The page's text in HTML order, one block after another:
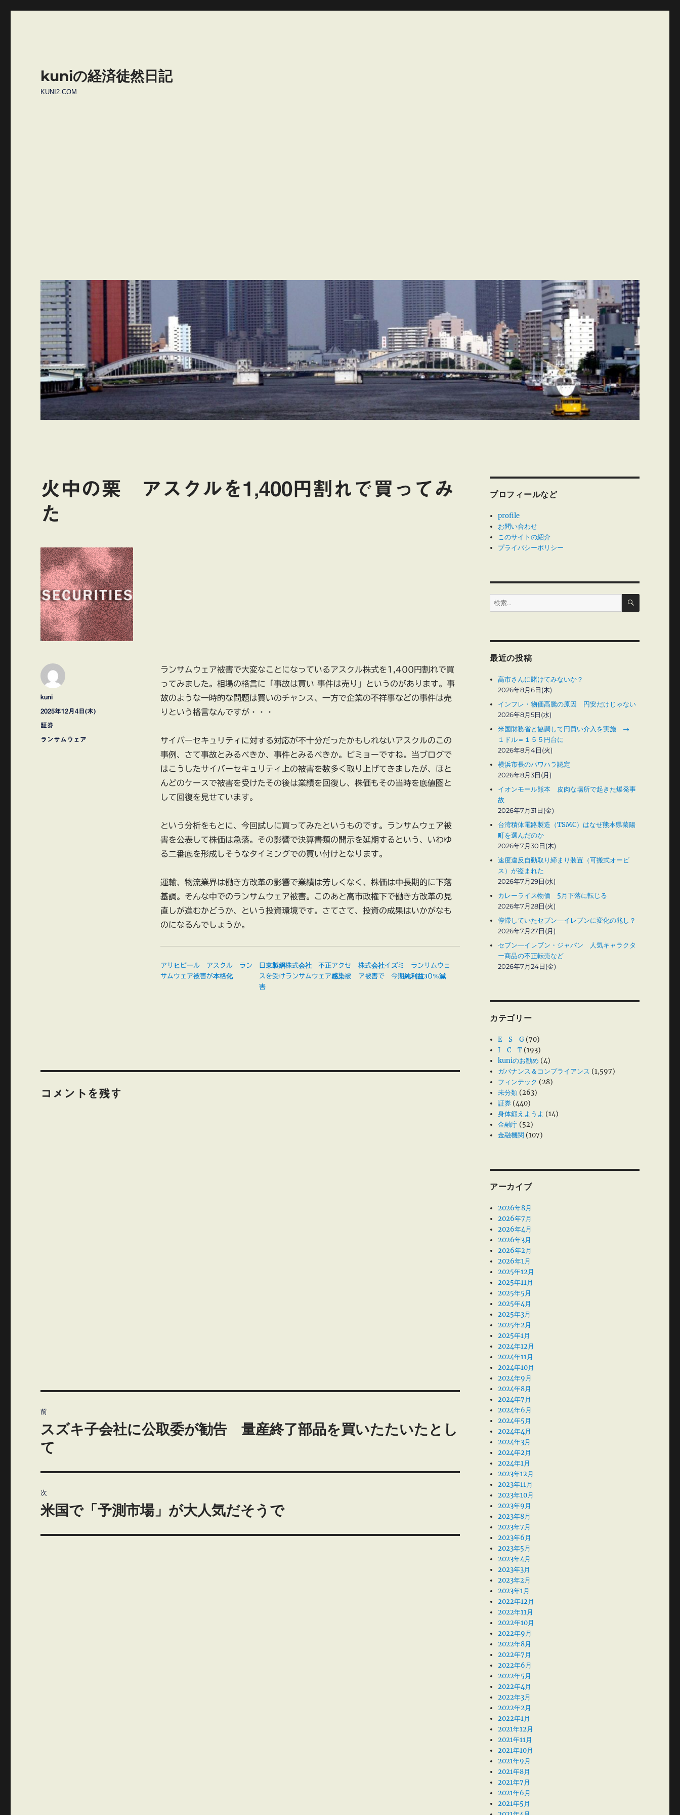
kuniの経済徒然日記
KUNI2.COM
火中の栗 アスクルを1,400円割れで買ってみ
た
ランサムウェア被害で大変なことになっているアスクル株式を1,400円割れで買
ってみました。相場の格言に「事故は買い 事件は売り」というのがあります。事
故のような一時的な問題は買いのチャンス、一方で企業の不祥事などの事件は売
りという格言なんですが・・・
サイバーセキュリティに対する対応が不十分だったかもしれないアスクルのこの
事例、さて事故とみるべきか、事件とみるべきか。ビミョーですね。当ブログで
はこうしたサイバーセキュリティ上の被害を数多く取り上げてきましたが、ほと
んどのケースで被害を受けたその後は業績を回復し、株価もその当時を底値圏と
して回復を見せています。
という分析をもとに、今回試しに買ってみたというものです。ランサムウェア被
害を公表して株価は急落。その影響で決算書類の開示を延期するという、いわゆ
る二番底を形成しそうなタイミングでの買い付けとなります。
運輸、物流業界は働き方改革の影響で業績は芳しくなく、株価は中長期的に下落
基調。そんな中でのランサムウェア被害。このあと高市政権下で働き方改革の見
直しが進むかどうか、という投資環境です。さてさて、投資の成果はいかがなも
のになるんでしょうか。
アサヒビール アスクル ラン
サムウェア被害が本格化
日東製網株式会社 不正アクセ
スを受けランサムウェア感染被
害
株式会社イズミ ランサムウェ
ア被害で 今期純利益30%減
投
稿
kuni
投
稿
2025年12月4日(木)
カ
テ
証券
タ
ランサムウェア
コメントを残す
稿
ナ
ゲ
ー
前
前
の
投
稿:
スズキ子会社に公取委が勧告 量産終了部品を買いたたいたとし
て
次
次
投
米国で「予測市場」が大人気だそうで
プロフィールなど
profile
お問い合わせ
このサイトの紹介
プライバシーポリシー
検
索:
検
最近の投稿
高市さんに賭けてみないか？
2026年8月6日(木)
インフレ・物価高騰の原因 円安だけじゃない
2026年8月5日(水)
米国財務省と協調して円買い介入を実施 →
１ドル＝１５５円台に
2026年8月4日(火)
横浜市長のパワハラ認定
2026年8月3日(月)
イオンモール熊本 皮肉な場所で起きた爆発事
故
2026年7月31日(金)
台湾積体電路製造（TSMC）はなぜ熊本県菊陽
町を選んだのか
2026年7月30日(木)
速度違反自動取り締まり装置（可搬式オービ
ス）が盗まれた
2026年7月29日(水)
カレーライス物価 5月下落に転じる
2026年7月28日(火)
停滞していたセブン―イレブンに変化の兆し？
2026年7月27日(月)
セブン―イレブン・ジャパン 人気キャラクタ
ー商品の不正転売など
2026年7月24日(金)
カテゴリー
E S G (70)
I C T (193)
kuniのお勧め (4)
ガバナンス＆コンプライアンス (1,597)
フィンテック (28)
未分類 (263)
証券 (440)
身体鍛えようよ (14)
金融庁 (52)
金融機関 (107)
アーカイブ
2026年8月
2026年7月
2026年4月
2026年3月
2026年2月
2026年1月
2025年12月
2025年11月
2025年5月
2025年4月
2025年3月
2025年2月
2025年1月
2024年12月
2024年11月
2024年10月
2024年9月
2024年8月
2024年7月
2024年6月
2024年5月
2024年4月
2024年3月
2024年2月
2024年1月
2023年12月
2023年11月
2023年10月
2023年9月
2023年8月
2023年7月
2023年6月
2023年5月
2023年4月
2023年3月
2023年2月
2023年1月
2022年12月
2022年11月
2022年10月
2022年9月
2022年8月
2022年7月
2022年6月
2022年5月
2022年4月
2022年3月
2022年2月
2022年1月
2021年12月
2021年11月
2021年10月
2021年9月
2021年8月
2021年7月
2021年6月
2021年5月